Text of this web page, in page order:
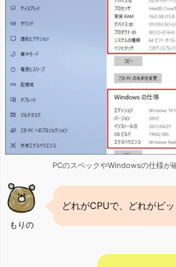
PCのスペックやWindowsの仕様が
もりの
どれがCPUで、どれがビ